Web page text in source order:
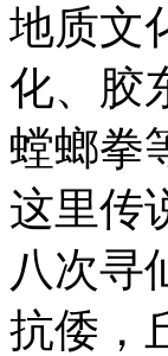
地质文
化、胶
螳螂拳
这里传
八次寻
抗倭，